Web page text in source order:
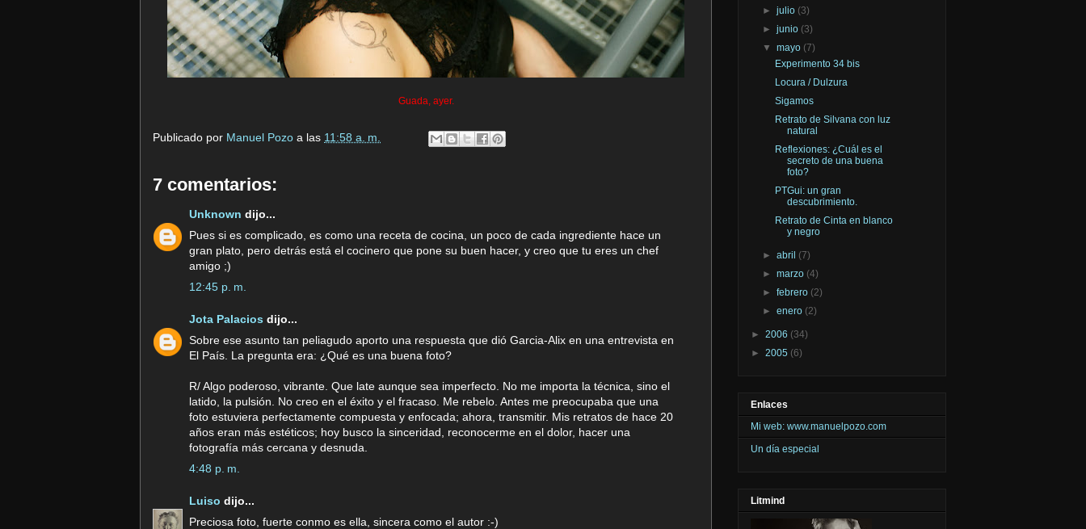
Guada, ayer.
Publicado por Manuel Pozo a las 11:58 a. m.
7 comentarios:
Unknown dijo...
Pues si es complicado, es como una receta de cocina, un poco de cada ingrediente hace un
gran plato, pero detrás está el cocinero que pone su buen hacer, y creo que tu eres un chef
amigo ;)
12:45 p. m.
Jota Palacios dijo...
Sobre ese asunto tan peliagudo aporto una respuesta que dió Garcia-Alix en una entrevista en
El País. La pregunta era: ¿Qué es una buena foto?
R/ Algo poderoso, vibrante. Que late aunque sea imperfecto. No me importa la técnica, sino el
latido, la pulsión. No creo en el éxito y el fracaso. Me rebelo. Antes me preocupaba que una
foto estuviera perfectamente compuesta y enfocada; ahora, transmitir. Mis retratos de hace 20
años eran más estéticos; hoy busco la sinceridad, reconocerme en el dolor, hacer una
fotografía más cercana y desnuda.
4:48 p. m.
Luiso dijo...
Preciosa foto, fuerte conmo es ella, sincera como el autor :-)
►julio (3)
►junio (3)
▼mayo (7)
Experimento 34 bis
Locura / Dulzura
Sigamos
Retrato de Silvana con luz
natural
Reflexiones: ¿Cuál es el
secreto de una buena
foto?
PTGui: un gran
descubrimiento.
Retrato de Cinta en blanco
y negro
►abril (7)
►marzo (4)
►febrero (2)
►enero (2)
► 2006 (34)
► 2005 (6)
Enlaces
Mi web: www.manuelpozo.com
Un día especial
Litmind